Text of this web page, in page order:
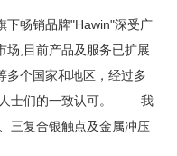
畅销品牌"Hawin"深受广
场,目前产品及服务已扩展
多个国家和地区，经过多
人士们的一致认可。 我
三复合银触点及金属冲压